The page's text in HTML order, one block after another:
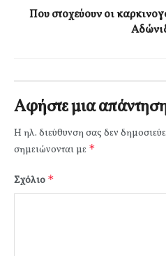
Που στοχεύουν οι
Αφήστε μια
Η ηλ. διεύθυνση σας δεν
σημειώνονται με *
Σχόλιο *